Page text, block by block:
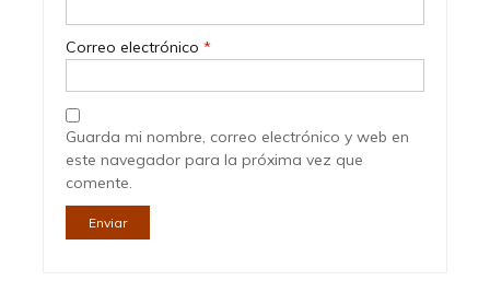
Correo electrónico *
Guarda mi nombre, correo electrónico y web en
este navegador para la próxima vez que
comente.